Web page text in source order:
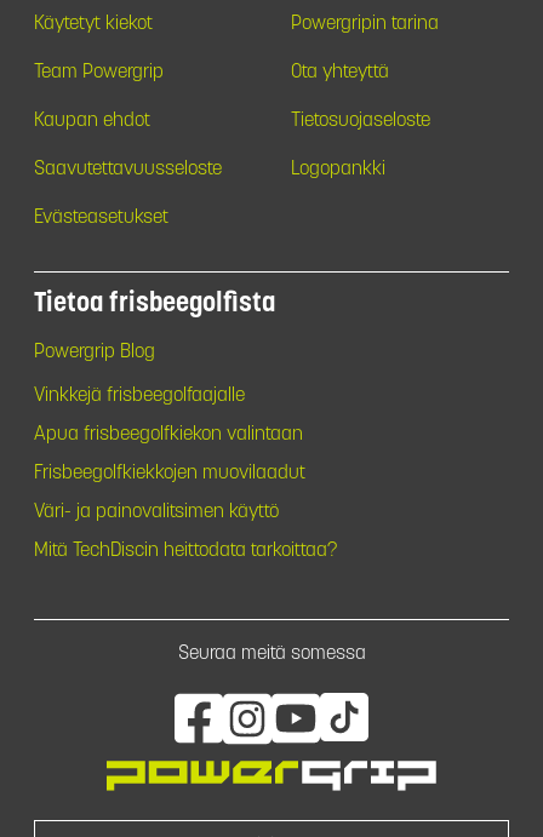
Käytetyt kiekot Powergripin tarina
Team Powergrip Ota yhteyttä
Kaupan ehdot Tietosuojaseloste
Saavutettavuusseloste Logopankki
Evästeasetukset
Tietoa frisbeegolfista
Powergrip Blog
Vinkkejä frisbeegolfaajalle
Apua frisbeegolfkiekon valintaan
Frisbeegolfkiekkojen muovilaadut
Väri- ja painovalitsimen käyttö
Mitä TechDiscin heittodata tarkoittaa?
Seuraa meitä somessa